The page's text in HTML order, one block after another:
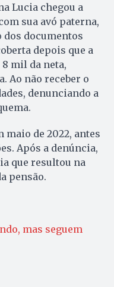
Lucia chegou a
sua avó paterna,
dos documentos
depois que a
mil da neta,
Ao não receber o
denunciando a
maio de 2022, antes
Após a denúncia,
que resultou na
pensão.
mas seguem